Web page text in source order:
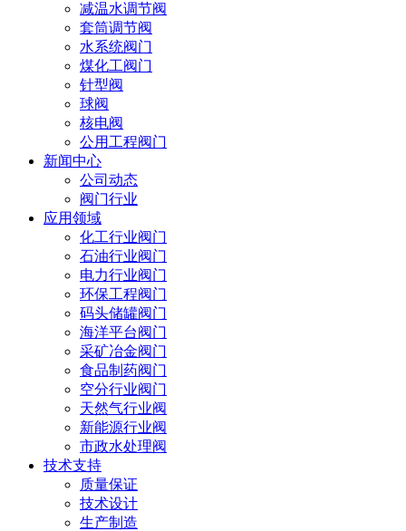
减温水调节阀
套筒调节阀
水系统阀门
煤化工阀门
针型阀
球阀
核电阀
公用工程阀门
新闻中心
公司动态
阀门行业
应用领域
化工行业阀门
石油行业阀门
电力行业阀门
环保工程阀门
码头储罐阀门
海洋平台阀门
采矿冶金阀门
食品制药阀门
空分行业阀门
天然气行业阀
新能源行业阀
市政水处理阀
技术支持
质量保证
技术设计
生产制造